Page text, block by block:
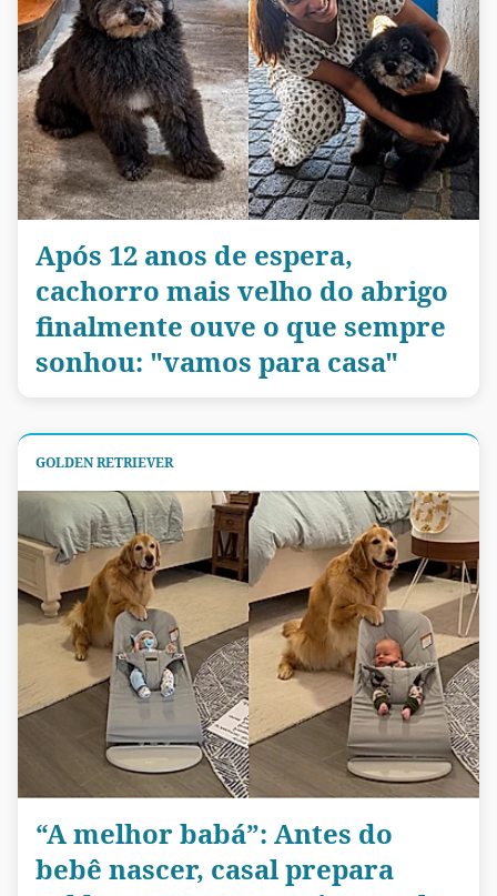
Após 12 anos de espera,
cachorro mais velho do abrigo
finalmente ouve o que sempre
sonhou: "vamos para casa"
GOLDEN RETRIEVER
“A melhor babá”: Antes do
bebê nascer, casal prepara